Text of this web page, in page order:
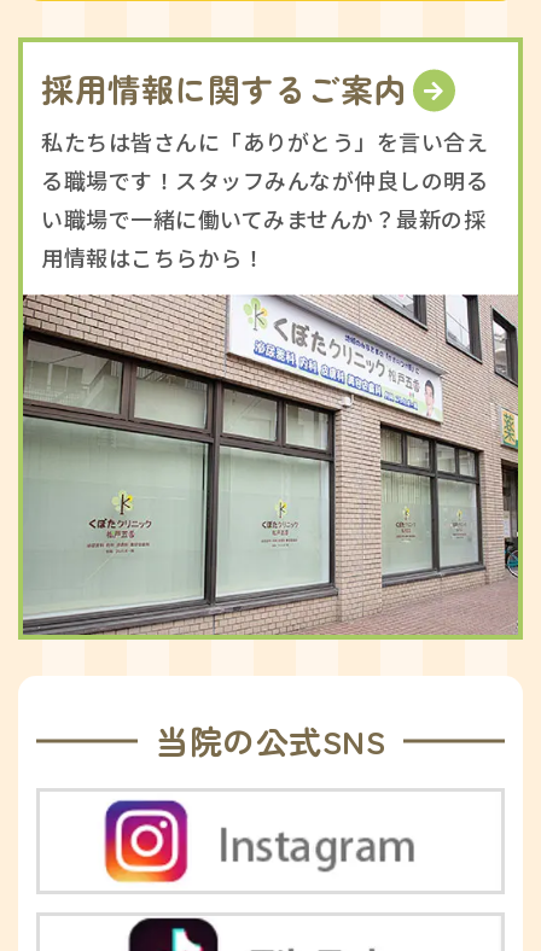
採用情報に関するご案内
私たちは皆さんに「ありがとう」を言い合え
る職場です！スタッフみんなが仲良しの明る
い職場で一緒に働いてみませんか？最新の採
用情報はこちらから！
当院の公式SNS